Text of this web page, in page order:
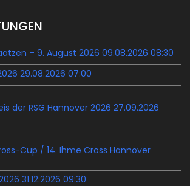
– 9. August 2026 09.08.2026 08:30
29.08.2026 07:00
der RSG Hannover 2026 27.09.2026
Cup / 14. Ihme Cross Hannover
31.12.2026 09:30